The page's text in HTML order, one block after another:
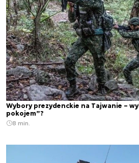
Wybory prezydenckie na Tajwanie –
pokojem”?
8 min.